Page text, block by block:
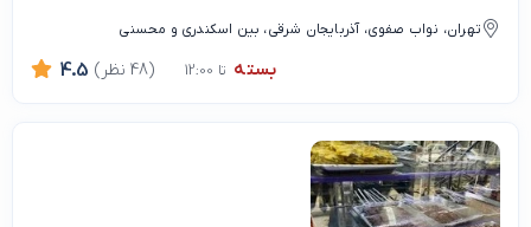
تهران، نواب صفوی، آذربایجان شرقی، بین اسکندری و محسنی
بسته تا 12:00 4.5 (48 نظر)